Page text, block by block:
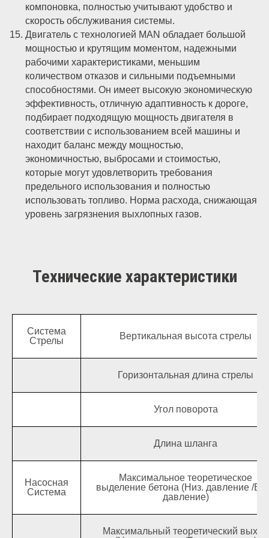
компоновка, полностью учитывают удобство и
скорость обслуживания системы.
Двигатель с технологией MAN обладает большой
мощностью и крутящим моментом, надежными
рабочими характеристиками, меньшим
количеством отказов и сильными подъемными
способностями. Он имеет высокую экономическую
эффективность, отличную адаптивность к дороге,
подбирает подходящую мощность двигателя в
соответствии с использованием всей машины и
находит баланс между мощностью,
экономичностью, выбросами и стоимостью,
которые могут удовлетворить требования
предельного использования и полностью
использовать топливо. Норма расхода, снижающая
уровень загрязнения выхлопных газов.
Технические характеристики
Система
Стрелы
Вертикальная высота стрелы
Горизонтальная длина стрелы
Угол поворота
Длина шланга
Насосная
Система
Максимальное теоретическое
выделение бетона (Низ. давление /
давление)
Максимальный теоретический выход
6460820@mail.ru
+7 (800) 333-11-
+7 (495) 646-08-
117105, Москва,